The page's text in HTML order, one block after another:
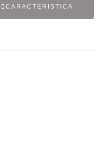
CARACTERISTICA